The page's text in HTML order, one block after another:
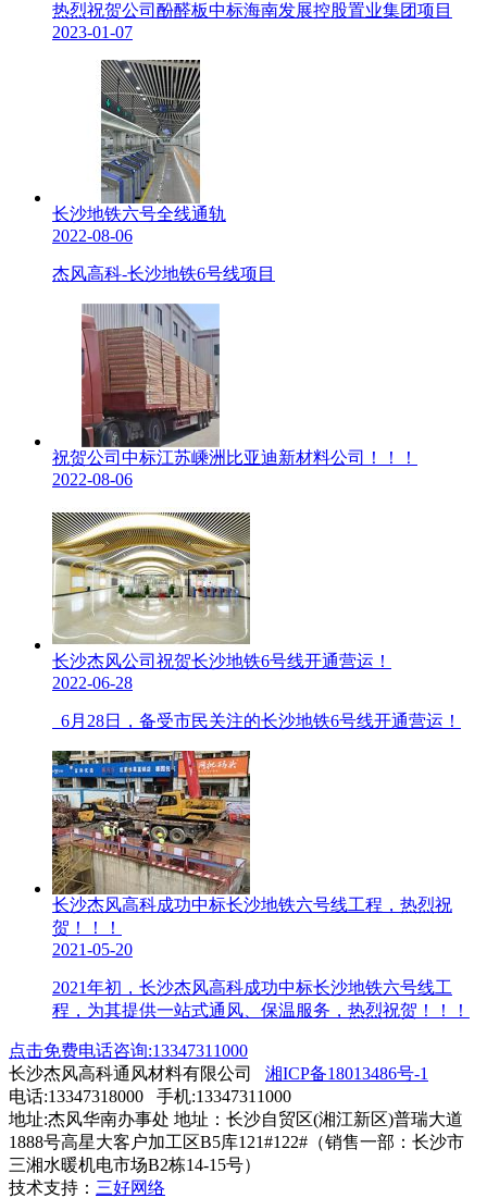
热烈祝贺公司酚醛板中标海南发展控股置业集团项目
2023-01-07
长沙地铁六号全线通轨
2022-08-06
杰风高科-长沙地铁6号线项目
祝贺公司中标江苏嵊洲比亚迪新材料公司！！！
2022-08-06
长沙杰风公司祝贺长沙地铁6号线开通营运！
2022-06-28
6月28日，备受市民关注的长沙地铁6号线开通营运！
长沙杰风高科成功中标长沙地铁六号线工程，热烈祝
贺！！！
2021-05-20
2021年初，长沙杰风高科成功中标长沙地铁六号线工
程，为其提供一站式通风、保温服务，热烈祝贺！！！
点击免费电话咨询:13347311000
长沙杰风高科通风材料有限公司 湘ICP备18013486号-1
电话:13347318000 手机:13347311000
地址:杰风华南办事处 地址：长沙自贸区(湘江新区)普瑞大道
1888号高星大客户加工区B5库121#122#（销售一部：长沙市
三湘水暖机电市场B2栋14-15号）
技术支持： 三好网络